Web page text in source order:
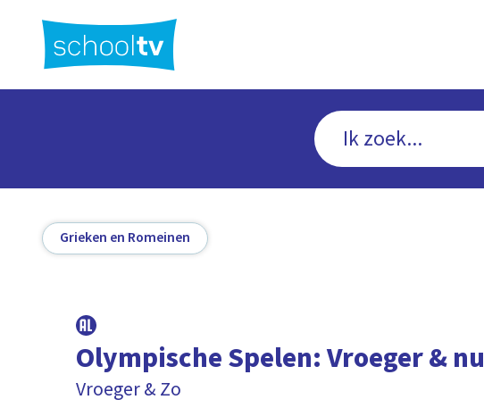
hoofdinhoud
Grieken en Romeinen
Olympische Spelen: Vroeger & nu
Vroeger & Zo